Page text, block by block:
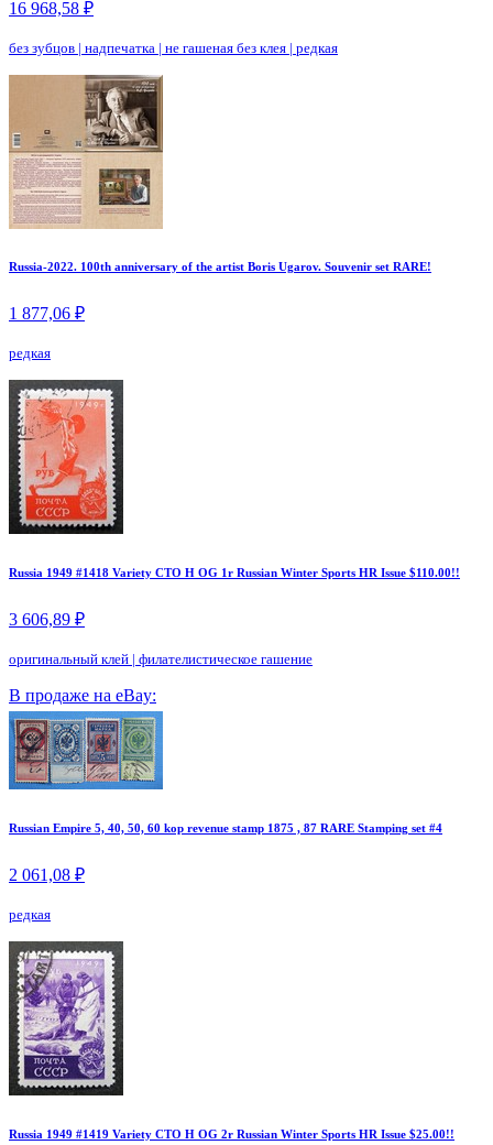
16 968,58 ₽
без зубцов | надпечатка | не гашеная без клея | редкая
Russia-2022. 100th anniversary of the artist Boris Ugarov. Souvenir set RARE!
1 877,06 ₽
редкая
Russia 1949 #1418 Variety CTO H OG 1r Russian Winter Sports HR Issue $110.00!!
3 606,89 ₽
оригинальный клей | филателистическое гашение
В продаже на eBay:
Russian Empire 5, 40, 50, 60 kop revenue stamp 1875 , 87 RARE Stamping set #4
2 061,08 ₽
редкая
Russia 1949 #1419 Variety CTO H OG 2r Russian Winter Sports HR Issue $25.00!!